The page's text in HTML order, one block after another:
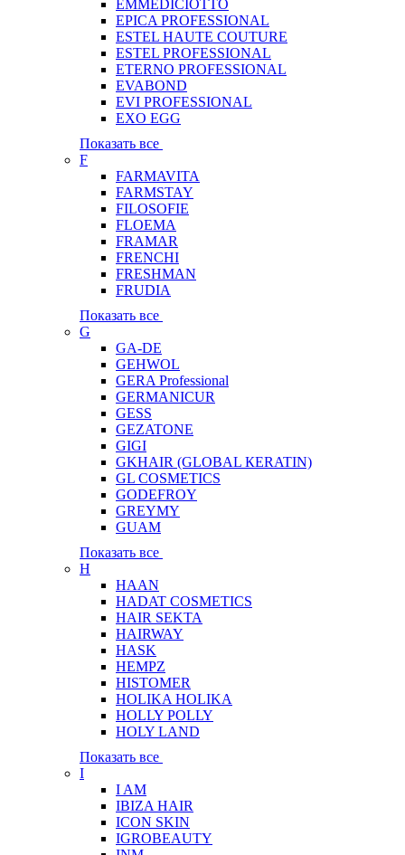
EMMEDICIOTTO
EPICA PROFESSIONAL
ESTEL HAUTE COUTURE
ESTEL PROFESSIONAL
ETERNO PROFESSIONAL
EVABOND
EVI PROFESSIONAL
EXO EGG
Показать все
F
FARMAVITA
FARMSTAY
FILOSOFIE
FLOEMA
FRAMAR
FRENCHI
FRESHMAN
FRUDIA
Показать все
G
GA-DE
GEHWOL
GERA Professional
GERMANICUR
GESS
GEZATONE
GIGI
GKHAIR (GLOBAL КЕRATIN)
GL COSMETICS
GODEFROY
GREYMY
GUAM
Показать все
H
HAAN
HADAT COSMETICS
HAIR SEKTA
HAIRWAY
HASK
HEMPZ
HISTOMER
HOLIKA HOLIKA
HOLLY POLLY
HOLY LAND
Показать все
I
I AM
IBIZA HAIR
ICON SKIN
IGROBEAUTY